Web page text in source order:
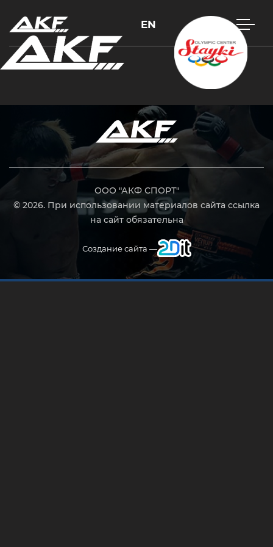
EN
ООО "АКФ СПОРТ"
© 2026. При использовании материалов сайта ссылка
на сайт обязательна
Создание сайта —
Нажмите Enter для поиска или Esc, чтобы закрыть